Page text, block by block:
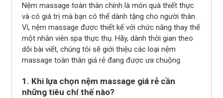
Nệm massage toàn thân chính là món quà thiết thực
và có giá trị mà bạn có thể dành tặng cho người thân.
Vì, nệm massage được thiết kế với chức năng thay thế
một nhân viên spa thực thụ. Hãy, dành thời gian theo
dõi bài viết, chúng tôi sẽ giới thiệu các loại nệm
massage toàn thân giá rẻ đang được ưa chuộng.
1. Khi lựa chọn nệm massage giá rẻ cần
những tiêu chí thế nào?